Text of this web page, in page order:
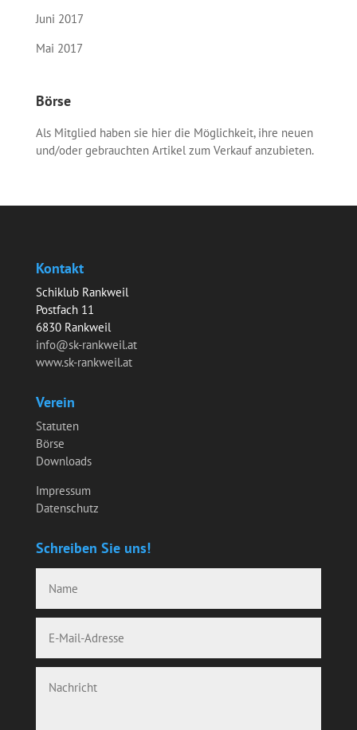
Juni 2017
Mai 2017
Börse
Als Mitglied haben sie hier die Möglichkeit, ihre neuen
und/oder gebrauchten Artikel zum Verkauf anzubieten.
Kontakt
Schiklub Rankweil
Postfach 11
6830 Rankweil
info@sk-rankweil.at
www.sk-rankweil.at
Verein
Statuten
Börse
Downloads
Impressum
Datenschutz
Schreiben Sie uns!